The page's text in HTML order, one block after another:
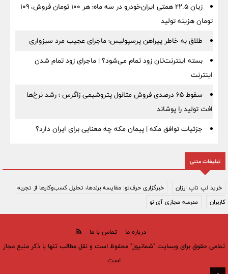
زیان ۲۲.۵ همتی ایران‌خودرو در سه ماه؛ هر ۱۰۰ تومان فروش، ۱۰۹
تومان هزینه تولید
طلاق به خاطر پیراهن پرسپولیس؛ ماجرای عجیب مرد سبزواری
بسته اینترنت‌تان زود تمام می‌شود؟ | ماجرای زود تمام شدن
اینترنت
سقوط ۶۵ درصدی فروش متانول پتروشیمی زاگرس ؛ رشد نرخ‌ها
افت تولید را پوشاند
جزئیات توافق مکه | پیمان مکه چه معنایی برای ایران دارد؟
تبلیغات متنی
خرید لپ تاپ ارزان
خبرگزاری حرف‌تو: مقایسه برندها، تحلیل کسب‌وکارها از تجربه
کاربران
مدرسه مجازی آی نو
درباره ما
تماس با ما
تمامی حقوق برای وبسایت "شمانیوز" محفوظ است و نقل مطالب تنها با ذکر منبع مجاز
است